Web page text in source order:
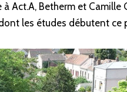
à Act.A, Betherm et
les études débutent ce